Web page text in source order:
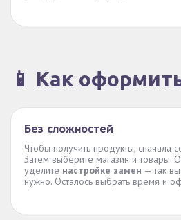
📱 Как
Без сложностей
Чтобы получить продукты, сначала
Затем выберите магазин и товары.
уделите настройке замен — так
нужно. Осталось выбрать время и